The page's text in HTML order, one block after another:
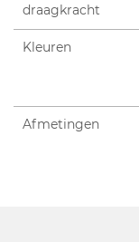
draagkracht
Kleuren
Afmetingen